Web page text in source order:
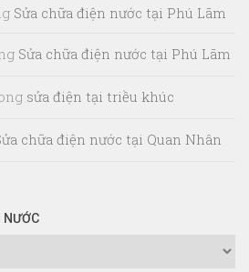
Sửa chữa điện nước tại Phú Lãm
Sửa chữa điện nước tại Phú Lãm
sửa điện tại triều khúc
chữa điện nước tại Quan Nhân
NƯỚC